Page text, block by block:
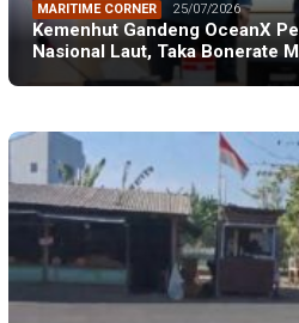
MARITIME CORNER 25/07/2026
Kemenhut Gandeng OceanX
Nasional Laut, Taka Bonerate